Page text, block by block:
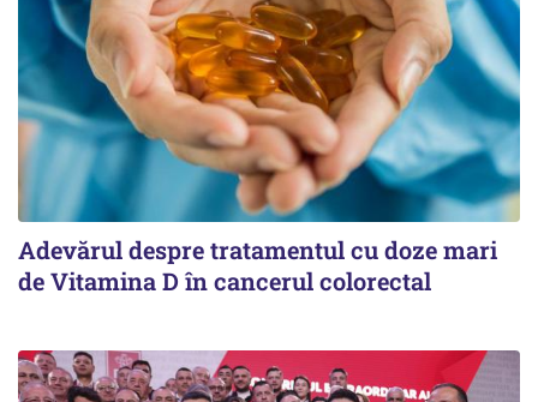
Adevărul despre tratamentul cu doze mari
de Vitamina D în cancerul colorectal